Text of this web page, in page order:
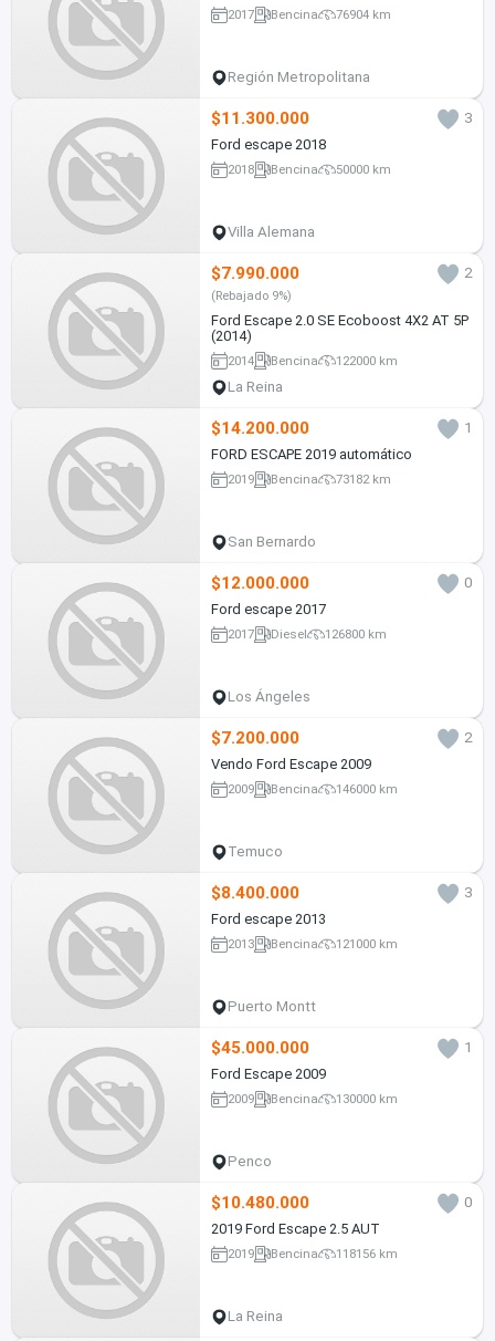
2017 Bencina 76904 km
Región Metropolitana
$11.300.000
3
Ford escape 2018
2018 Bencina 50000 km
Villa Alemana
$7.990.000 2
(Rebajado 9%)
Ford Escape 2.0 SE Ecoboost 4X2 AT 5P
(2014)
2014 Bencina 122000 km
La Reina
$14.200.000
1
FORD ESCAPE 2019 automático
2019 Bencina 73182 km
San Bernardo
$12.000.000
0
Ford escape 2017
2017 Diesel 126800 km
Los Ángeles
$7.200.000
2
Vendo Ford Escape 2009
2009 Bencina 146000 km
Temuco
$8.400.000
3
Ford escape 2013
2013 Bencina 121000 km
Puerto Montt
$45.000.000
1
Ford Escape 2009
2009 Bencina 130000 km
Penco
$10.480.000
0
2019 Ford Escape 2.5 AUT
2019 Bencina 118156 km
La Reina